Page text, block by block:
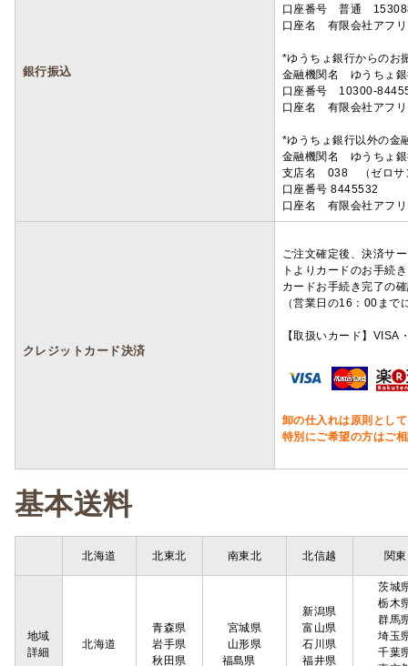
銀行振込
口座番号 普通
口座名 有限会社アフ
*ゆうちょ銀行からのお
金融機関名 ゆうちょ
口座番号 10300-
口座名 有限会社アフ
*ゆうちょ銀行以外の金
金融機関名 ゆうちょ
支店名 038 （ゼロサ
口座番号 8445532
口座名 有限会社アフ
クレジットカード決済
ご注文確定後、決済サ
トよりカードのお手続
カードお手続き完了の
（営業日の16：00ま
【取扱いカード】
卸の仕入れは原則とし
特別にご希望の方はご
基本送料
北海道 北東北 南東北 北信越 関東
地域
詳細
北海道
青森県
岩手県
秋田県
宮城県
山形県
福島県
新潟県
富山県
石川県
福井県
茨城
栃木
群馬
埼玉
千葉